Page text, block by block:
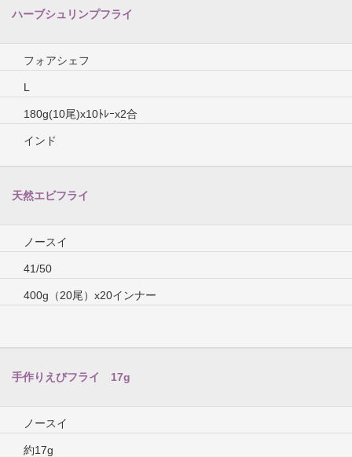
ハーブシュリンプフライ
フォアシェフ
L
180g(10尾)x10ﾄﾚｰx2合
インド
天然エビフライ
ノースイ
41/50
400g（20尾）x20インナー
手作りえびフライ 17g
ノースイ
約17g